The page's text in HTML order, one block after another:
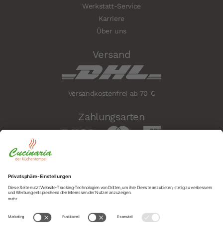
Werkstatt-Service
Karriere
Über uns
Versand
Versandkostenfrei ab 70 €
Zahlungsarten
Sicherheit